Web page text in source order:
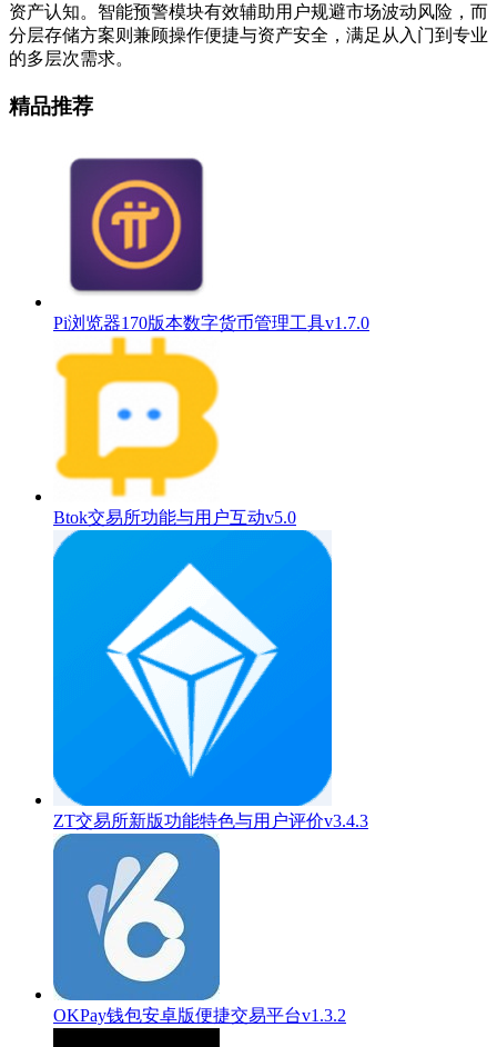
资产认知。智能预警模块有效辅助用户规避市场波动风险，而
分层存储方案则兼顾操作便捷与资产安全，满足从入门到专业
的多层次需求。
精品推荐
Pi浏览器170版本数字货币管理工具v1.7.0
Btok交易所功能与用户互动v5.0
ZT交易所新版功能特色与用户评价v3.4.3
OKPay钱包安卓版便捷交易平台v1.3.2